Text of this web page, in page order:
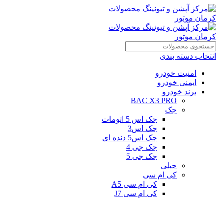
انتخاب دسته بندی
امنیت خودرو
ایمنی خودرو
برند خودرو
BAC X3 PRO
جک
جک اس 5 اتومات
جک اس3
جک اس5 دنده ای
جک جی 4
جک جی 5
جیلی
کی ام سی
کی ام سی A5
کی ام سی J7